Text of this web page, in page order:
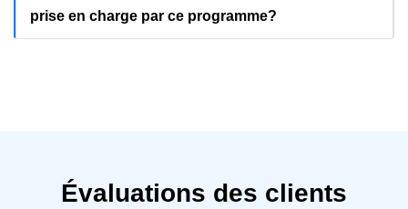
prise en charge par ce programme?
Évaluations des clients